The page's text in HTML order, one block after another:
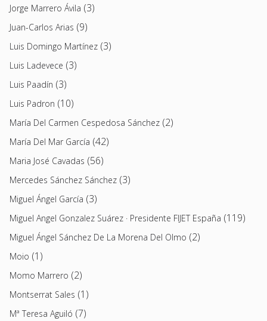
Jorge Marrero Ávila (3)
Juan-Carlos Arias (9)
Luis Domingo Martínez (3)
Luis Ladevece (3)
Luis Paadín (3)
Luis Padron (10)
María Del Carmen Cespedosa Sánchez (2)
María Del Mar García (42)
Maria José Cavadas (56)
Mercedes Sánchez Sánchez (3)
Miguel Ángel García (3)
Miguel Angel Gonzalez Suárez · Presidente FIJET España (119)
Miguel Ángel Sánchez De La Morena Del Olmo (2)
Moio (1)
Momo Marrero (2)
Montserrat Sales (1)
Mª Teresa Aguiló (7)